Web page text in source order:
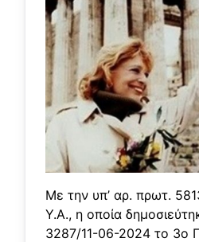
Με την υπ’ αρ. πρωτ.
Υ.Α., η οποία
3287/11-06-2024 το 3ο